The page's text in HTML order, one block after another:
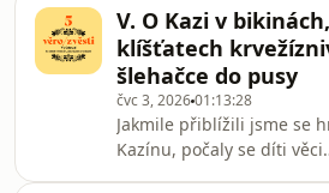
teprve poté značku
na BMW, kt
roce každý sobě několik
ukryti se, přijde-li
renesanční dvoukřídlý
Vonoklas působí
všeliký moderní úkryt.Pak
jsme truhlici vzpomínek.
televizní vzrušení, první
V. O Kazi v bikinách,
klíšťatech
šlehačce do pusy
čvc 3, 202601:13:28
Jakmile přiblížili jsme se
Kazínu, počaly se díti věci